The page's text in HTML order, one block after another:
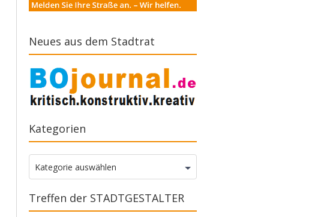
Neues aus dem Stadtrat
Kategorien
Kategorien
Kategorie auswählen
Treffen der STADTGESTALTER